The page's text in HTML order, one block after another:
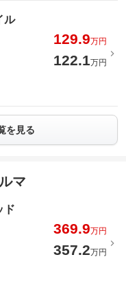
ル
129.9万円
122.1万円
を見る
マ
ド
369.9万円
357.2万円